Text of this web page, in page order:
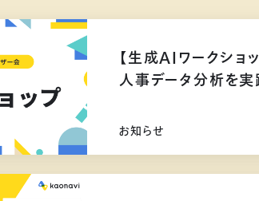
【生成AIワークショ
人事データ分析を実
お知らせ